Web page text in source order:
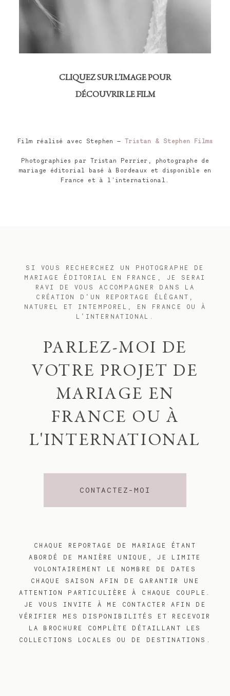
CLIQUEZ SUR L'IMAGE POUR
DÉCOUVRIR LE FILM
Film réalisé avec Stephen — Tristan & Stephen Films
Photographies par Tristan Perrier, photographe de
mariage éditorial basé à Bordeaux et disponible en
France et à l'international.
SI VOUS RECHERCHEZ UN PHOTOGRAPHE DE
MARIAGE ÉDITORIAL EN FRANCE, JE SERAI
RAVI DE VOUS ACCOMPAGNER DANS LA
CRÉATION D’UN REPORTAGE ÉLÉGANT,
NATUREL ET INTEMPOREL, EN FRANCE OU À
L’INTERNATIONAL.
PARLEZ-MOI DE
VOTRE PROJET DE
MARIAGE EN
FRANCE OU À
L'INTERNATIONAL
CONTACTEZ-MOI
CHAQUE REPORTAGE DE MARIAGE ÉTANT
ABORDÉ DE MANIÈRE UNIQUE, JE LIMITE
VOLONTAIREMENT LE NOMBRE DE DATES
CHAQUE SAISON AFIN DE GARANTIR UNE
ATTENTION PARTICULIÈRE À CHAQUE COUPLE.
JE VOUS INVITE À ME CONTACTER AFIN DE
VÉRIFIER MES DISPONIBILITÉS ET RECEVOIR
LA BROCHURE COMPLÈTE DÉTAILLANT LES
COLLECTIONS LOCALES OU DE DESTINATIONS.